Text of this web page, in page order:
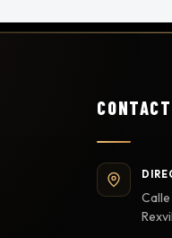
Calle